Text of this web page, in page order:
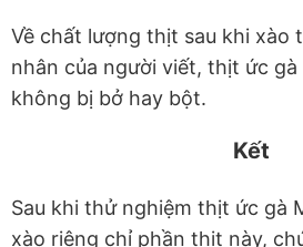
Về chất lượng thịt sau khi xào
nhân của người viết, thịt ức
không bị bở hay bột.
Kết
Sau khi thử nghiệm thịt ức gà
xào riêng chỉ phần thịt này,